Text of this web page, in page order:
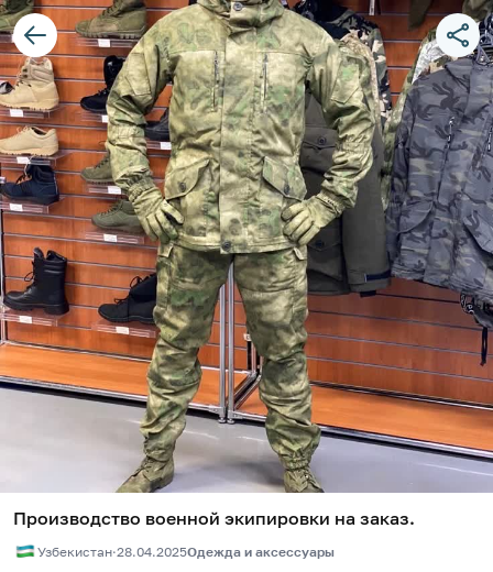
Производство военной экипировки на заказ.
Узбекистан·28.04.2025Одежда и аксессуары